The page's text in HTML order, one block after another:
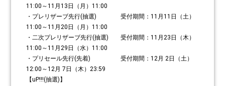
11:00～11月13日（月）11:00
・プレリザーブ先行(抽選) 受付期間：11月11日（土）
11:00～11月20日（月）11:00
・二次プレリザーブ先行(抽選) 受付期間：11月23日（木）
11:00～11月29日（水）11:00
・プリセール先行(先着) 受付期間：12月 2日（土）
12:00～12月 7日（木）23:59
【uP!!!(抽選)】